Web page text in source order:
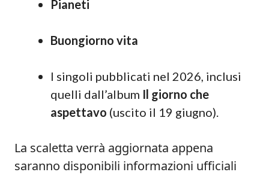
Pianeti
Buongiorno vita
I singoli pubblicati nel 2026, inclusi
quelli dall’album Il giorno che
aspettavo (uscito il 19 giugno).
La scaletta verrà aggiornata appena
saranno disponibili informazioni ufficiali